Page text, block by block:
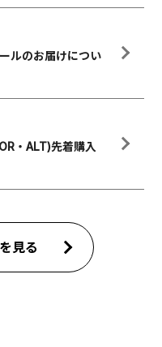
ルのお届けについ
・ALT)先着購入
見る